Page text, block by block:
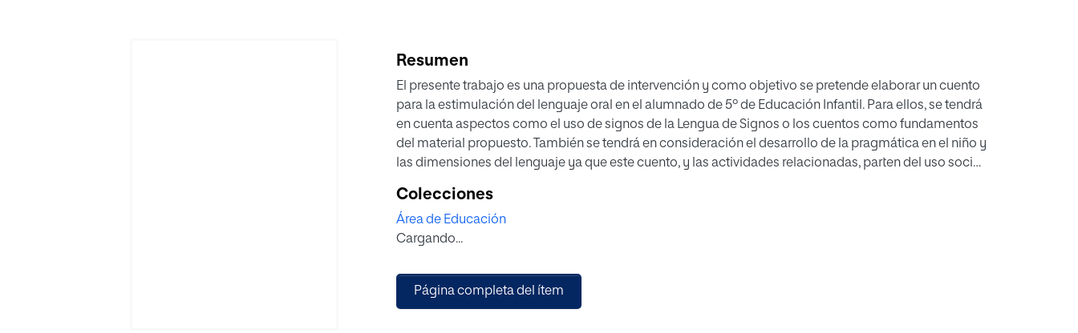
Resumen
El presente trabajo es una propuesta de intervención y como objetivo se pretende elaborar un cuento
para la estimulación del lenguaje oral en el alumnado de 5º de Educación Infantil. Para ellos, se tendrá
en cuenta aspectos como el uso de signos de la Lengua de Signos o los cuentos como fundamentos
del material propuesto. También se tendrá en consideración el desarrollo de la pragmática en el niño y
las dimensiones del lenguaje ya que este cuento, y las actividades relacionadas, parten del uso social
recurso didáctico, se favorecerá el desarrollo del lenguaje facilitando la inclusión educativa del
alumnado con Necesidades Específicas de Apoyo Educativo. También incluirá la colaboración
familiar ya que el lenguaje se desarrolla en el ambiente natural del niño y no sólo en el centro
Colecciones
Área de Educación
Cargando...
Página completa del ítem